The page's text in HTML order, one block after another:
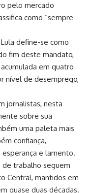
pelo mercado
como “sempre
define-se como
fim deste mandato,
em quatro
nível de desemprego,
jornalistas, nesta
sobre sua
uma paleta mais
confiança,
esperança e lamento.
trabalho seguem
Central, mantidos em
quase duas décadas.